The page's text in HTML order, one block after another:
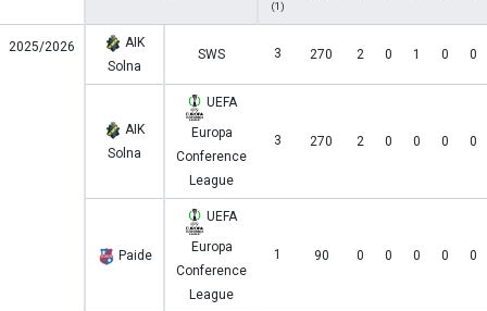
(1)
2025/2026
AIK
Solna
SWS 3 270 2 0 1 0 0
AIK
Solna
UEFA
Europa
Conference
League
3 270 2 0 0 0 0
Paide
UEFA
Europa
Conference
League
1 90 0 0 0 0 0